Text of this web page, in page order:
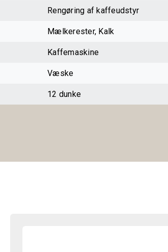
Rengøring af kaffeudstyr
Mælkerester, Kalk
Kaffemaskine
Væske
12 dunke